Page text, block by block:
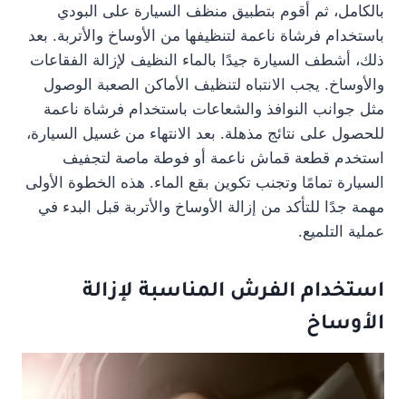
بالكامل، ثم أقوم بتطبيق منظف السيارة على البودي
باستخدام فرشاة ناعمة لتنظيفها من الأوساخ والأتربة. بعد
ذلك، أشطف السيارة جيدًا بالماء النظيف لإزالة الفقاعات
والأوساخ. يجب الانتباه لتنظيف الأماكن الصعبة الوصول
مثل جوانب النوافذ والشعاعات باستخدام فرشاة ناعمة
للحصول على نتائج مذهلة. بعد الانتهاء من غسيل السيارة،
استخدم قطعة قماش ناعمة أو فوطة ماصة لتجفيف
السيارة تمامًا وتجنب تكوين بقع الماء. هذه الخطوة الأولى
مهمة جدًا للتأكد من إزالة الأوساخ والأتربة قبل البدء في
عملية التلميع.
استخدام الفرش المناسبة لإزالة
الأوساخ